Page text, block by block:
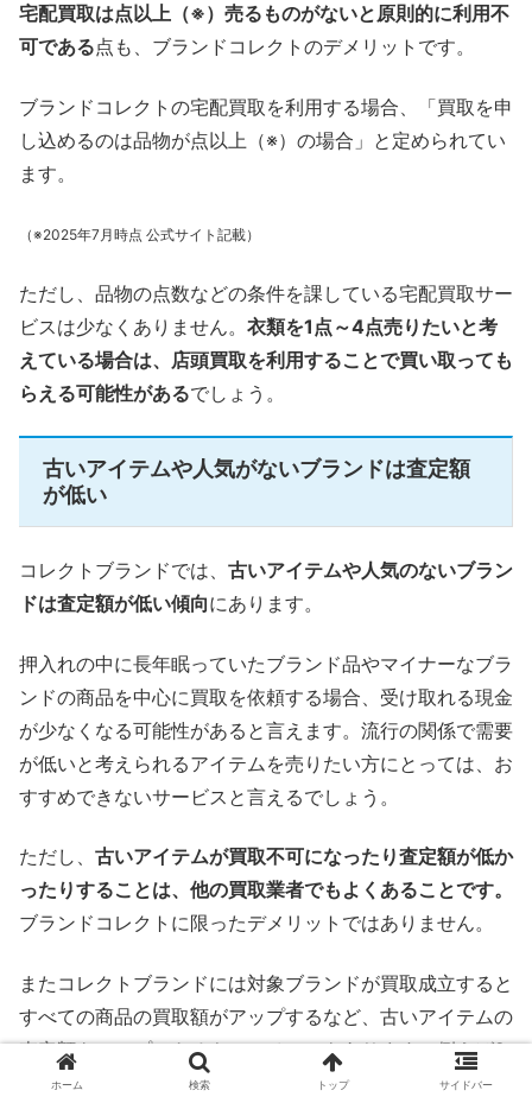
宅配買取は点以上（※）売るものがないと原則的に利用不
可である点も、ブランドコレクトのデメリットです。
ブランドコレクトの宅配買取を利用する場合、「買取を申
し込めるのは品物が点以上（※）の場合」と定められてい
ます。
（※2025年7月時点 公式サイト記載）
ただし、品物の点数などの条件を課している宅配買取サー
ビスは少なくありません。 衣類を1点～4点売りたいと考
えている場合は、店頭買取を利用することで買い取っても
らえる可能性があるでしょう。
古いアイテムや人気がないブランドは査定額
が低い
コレクトブランドでは、 古いアイテムや人気のないブラン
ドは査定額が低い傾向にあります。
押入れの中に長年眠っていたブランド品やマイナーなブラ
ンドの商品を中心に買取を依頼する場合、受け取れる現金
が少なくなる可能性があると言えます。流行の関係で需要
が低いと考えられるアイテムを売りたい方にとっては、お
すすめできないサービスと言えるでしょう。
ただし、 古いアイテムが買取不可になったり査定額が低か
ったりすることは、他の買取業者でもよくあることです。
ブランドコレクトに限ったデメリットではありません。
またコレクトブランドには対象ブランドが買取成立すると
すべての商品の買取額がアップするなど、古いアイテムの
査定額をアップできるキャンペーンもあります。例えば2
025年の春には、対象ブランド1点以上買取成立で買取金
ホーム 検索 トップ サイドバー